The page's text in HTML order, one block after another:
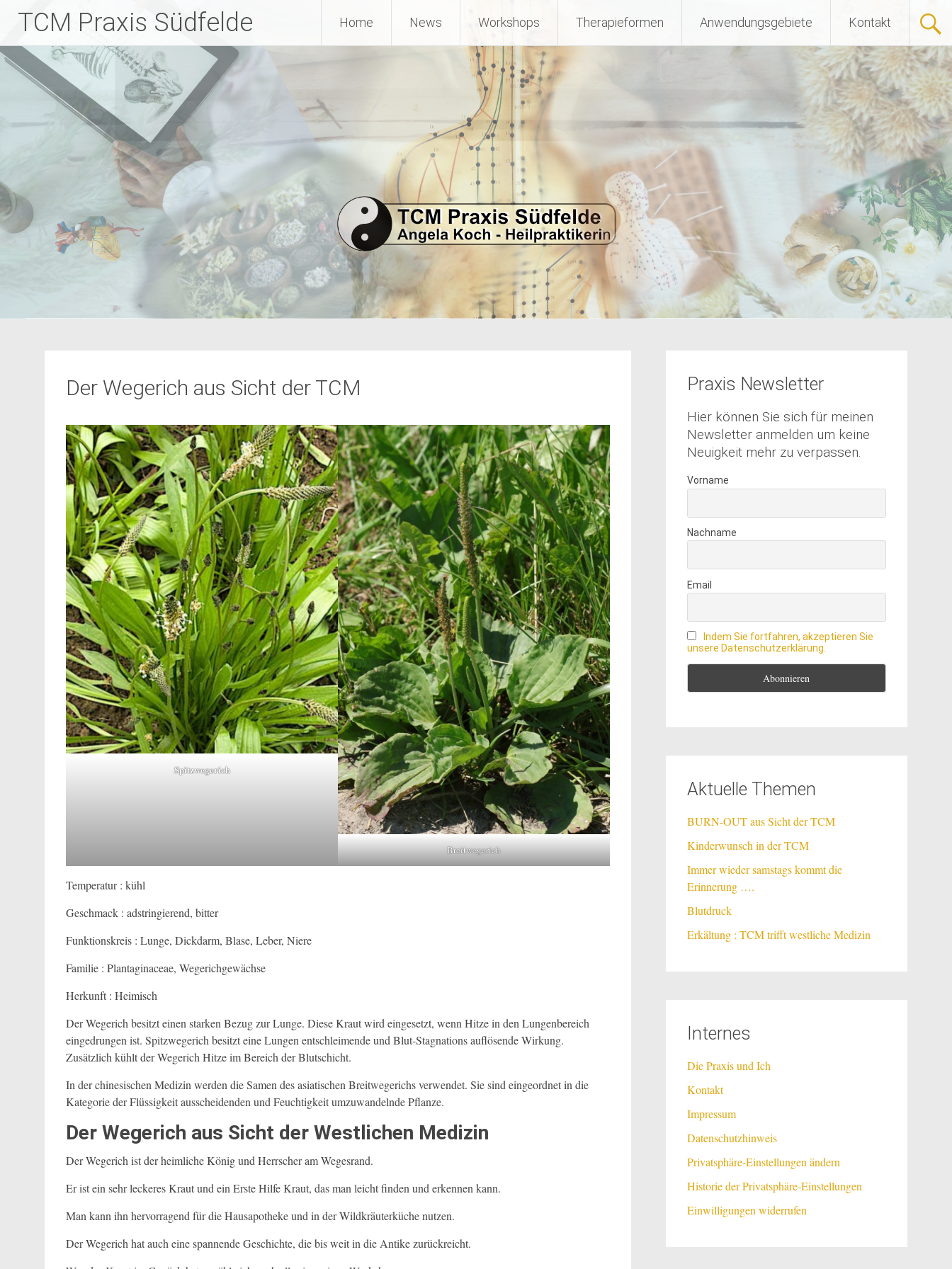
TCM Praxis Südfelde Home News Workshops Therapieformen Anwendungsgebiete Kontakt
Der Wegerich aus Sicht der TCM
Spitzwegerich
Breitwegerich
Temperatur : kühl
Geschmack : adstringierend, bitter
Funktionskreis : Lunge, Dickdarm, Blase, Leber, Niere
Familie : Plantaginaceae, Wegerichgewächse
Herkunft : Heimisch
Der Wegerich besitzt einen starken Bezug zur Lunge. Diese Kraut wird eingesetzt, wenn Hitze in den Lungenbereich
eingedrungen ist. Spitzwegerich besitzt eine Lungen entschleimende und Blut-Stagnations auflösende Wirkung.
Zusätzlich kühlt der Wegerich Hitze im Bereich der Blutschicht.
In der chinesischen Medizin werden die Samen des asiatischen Breitwegerichs verwendet. Sie sind eingeordnet in die
Kategorie der Flüssigkeit ausscheidenden und Feuchtigkeit umzuwandelnde Pflanze.
Der Wegerich aus Sicht der Westlichen Medizin
Der Wegerich ist der heimliche König und Herrscher am Wegesrand.
Er ist ein sehr leckeres Kraut und ein Erste Hilfe Kraut, das man leicht finden und erkennen kann.
Man kann ihn hervorragend für die Hausapotheke und in der Wildkräuterküche nutzen.
Der Wegerich hat auch eine spannende Geschichte, die bis weit in die Antike zurückreicht.
Praxis Newsletter
Hier können Sie sich für meinen
Newsletter anmelden um keine
Neuigkeit mehr zu verpassen.
Vorname
Nachname
Email
Indem Sie fortfahren, akzeptieren Sie
unsere Datenschutzerklärung.
Aktuelle Themen
BURN-OUT aus Sicht der TCM
Kinderwunsch in der TCM
Immer wieder samstags kommt die
Erinnerung ….
Blutdruck
Erkältung : TCM trifft westliche Medizin
Internes
Die Praxis und Ich
Kontakt
Impressum
Datenschutzhinweis
Privatsphäre-Einstellungen ändern
Historie der Privatsphäre-Einstellungen
Einwilligungen widerrufen